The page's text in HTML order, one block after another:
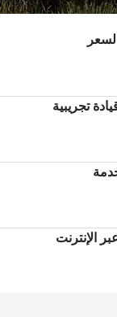
تجريبية
الإنترنت